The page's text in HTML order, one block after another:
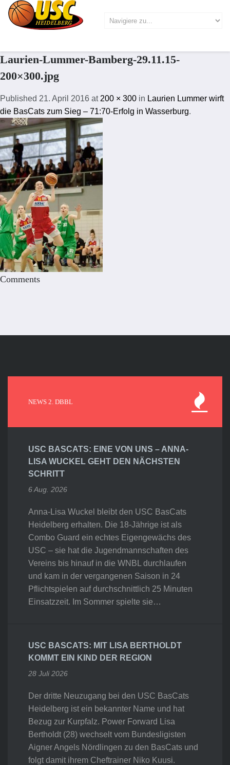
Laurien-Lummer-Bamberg-29.11.15-
200×300.jpg
Published 21. April 2016 at 200 × 300 in Laurien Lummer wirft
die BasCats zum Sieg – 71:70-Erfolg in Wasserburg.
Comments
NEWS 2. DBBL
USC BASCATS: EINE VON UNS – ANNA-
LISA WUCKEL GEHT DEN NÄCHSTEN
SCHRITT
6 Aug. 2026
Anna-Lisa Wuckel bleibt den USC BasCats
Heidelberg erhalten. Die 18-Jährige ist als
Combo Guard ein echtes Eigengewächs des
USC – sie hat die Jugendmannschaften des
Vereins bis hinauf in die WNBL durchlaufen
und kam in der vergangenen Saison in 24
Pflichtspielen auf durchschnittlich 25 Minuten
Einsatzzeit. Im Sommer spielte sie…
USC BASCATS: MIT LISA BERTHOLDT
KOMMT EIN KIND DER REGION
28 Juli 2026
Der dritte Neuzugang bei den USC BasCats
Heidelberg ist ein bekannter Name und hat
Bezug zur Kurpfalz. Power Forward Lisa
Bertholdt (28) wechselt vom Bundesligisten
Aigner Angels Nördlingen zu den BasCats und
folgt damit ihrem Cheftrainer Niko Kuusi.